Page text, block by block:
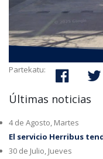
Partekatu:
Últimas noticias
4 de Agosto, Martes
El servicio Herribus
30 de Julio, Jueves